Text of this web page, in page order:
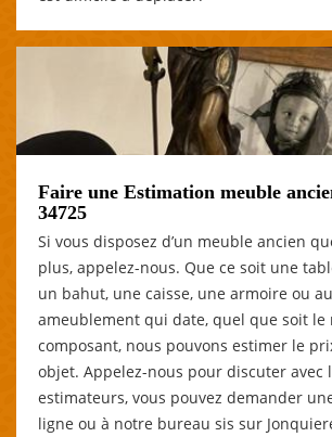
Faire une Estimation meuble
34725
Si vous disposez d’un meuble ancien
plus, appelez-nous. Que ce soit une
un bahut, une caisse, une armoire ou
ameublement qui date, quel que soit le
composant, nous pouvons estimer le
objet. Appelez-nous pour discuter avec
estimateurs, vous pouvez demander
ligne ou à notre bureau sis sur